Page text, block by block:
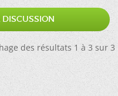
des résultats 1 à 3 sur 3